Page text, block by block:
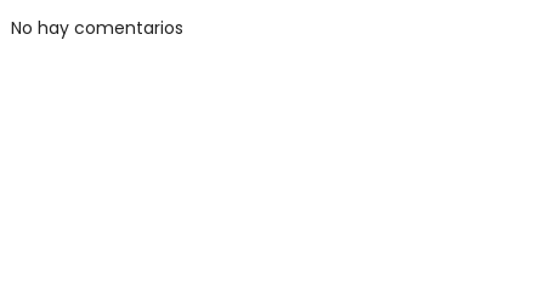
No hay comentarios